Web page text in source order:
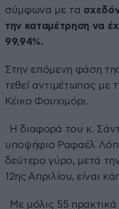
σύμφωνα με τα
την καταμέτρηση να
99,94%.
Στην επόμενη φάση
τεθεί αντιμέτωπος με
Κέικο Φουχιμόρι.
Η διαφορά του κ.
υποψήφιο Ραφαέλ
δεύτερο γύρο, μετά
12ης Απριλίου, είναι
Με μόλις 55